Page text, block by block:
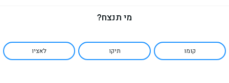
מי תנצח?
קומו תיקו לאציו